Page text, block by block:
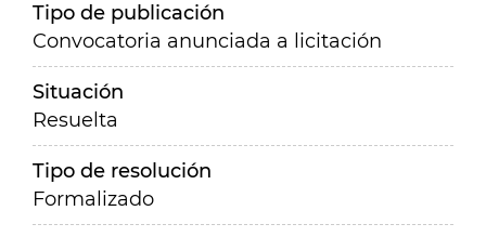
Tipo de publicación
Convocatoria anunciada a licitación
Situación
Resuelta
Tipo de resolución
Formalizado